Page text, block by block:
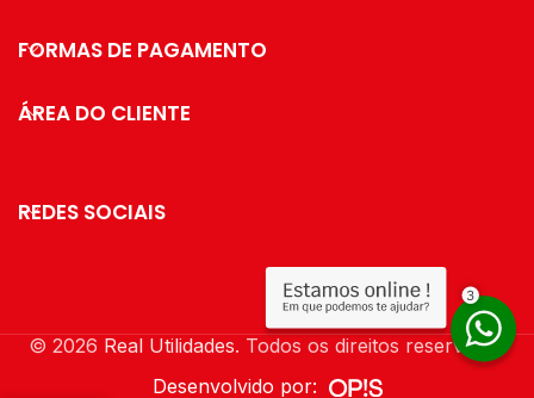
FORMAS DE PAGAMENTO
ÁREA DO CLIENTE
REDES SOCIAIS
© 2026 Real Utilidades. Todos os direitos reservados
Desenvolvido por: